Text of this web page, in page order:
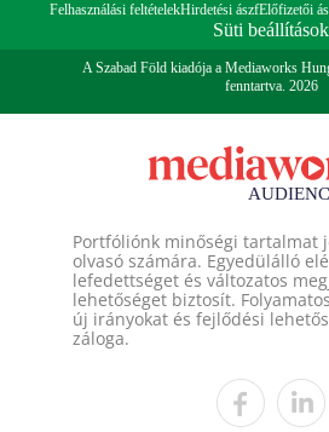
Felhasználási feltételekHirdetési ászfElőfizetői
Süti beállítások
A Szabad Föld kiadója a Mediaworks
fenntartva. 2026
Portfóliónk minőségi tartalmat
olvasó számára. Egyedülálló
lefedettséget és változatos
lehetőséget biztosít.
új irányokat és fejlődési
záloga.